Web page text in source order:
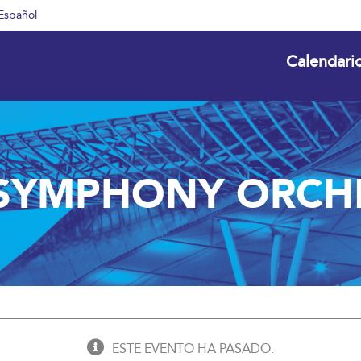
ESTE EVENTO HA PASADO.